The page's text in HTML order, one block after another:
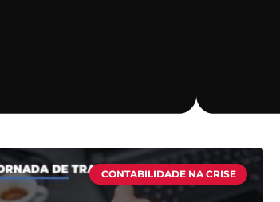
CONTABILIDADE NA CRISE